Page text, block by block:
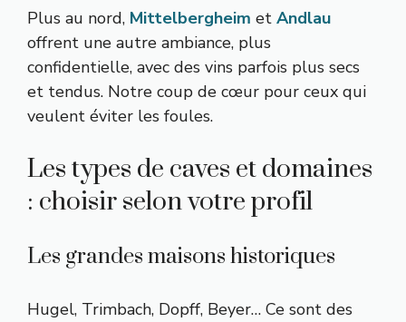
Plus au nord, Mittelbergheim et Andlau
offrent une autre ambiance, plus
confidentielle, avec des vins parfois plus secs
et tendus. Notre coup de cœur pour ceux qui
veulent éviter les foules.
Les types de caves et domaines
: choisir selon votre profil
Les grandes maisons historiques
Hugel, Trimbach, Dopff, Beyer… Ce sont des